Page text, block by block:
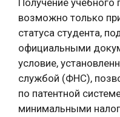
Получение учебного
возможно только
статуса студента,
официальными
условие,
службой (ФНС),
по патентной
минимальными